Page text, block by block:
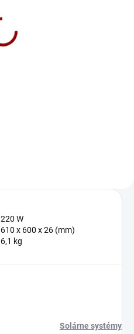
220 W
610 x 600 x 26 (mm)
6,1 kg
Solárne systémy